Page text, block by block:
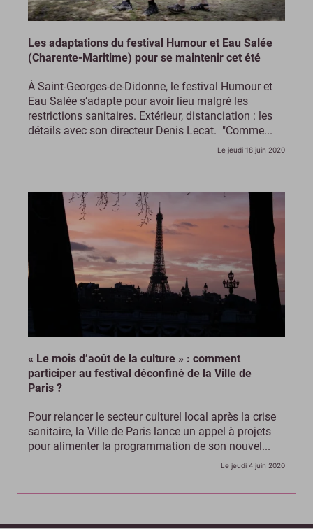
Les adaptations du festival Humour et Eau Salée
(Charente-Maritime) pour se maintenir cet été
À Saint-Georges-de-Didonne, le festival Humour et
Eau Salée s’adapte pour avoir lieu malgré les
restrictions sanitaires. Extérieur, distanciation : les
détails avec son directeur Denis Lecat. "Comme...
Le jeudi 18 juin 2020
« Le mois d’août de la culture » : comment
participer au festival déconfiné de la Ville de
Paris ?
Pour relancer le secteur culturel local après la crise
sanitaire, la Ville de Paris lance un appel à projets
pour alimenter la programmation de son nouvel...
Le jeudi 4 juin 2020